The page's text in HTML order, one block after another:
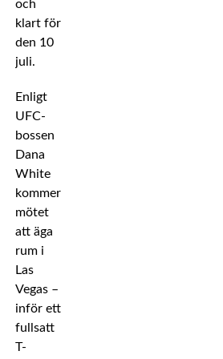
och
klart för
den 10
juli.
Enligt
UFC-
bossen
Dana
White
kommer
mötet
att äga
rum i
Las
Vegas –
inför ett
fullsatt
T-